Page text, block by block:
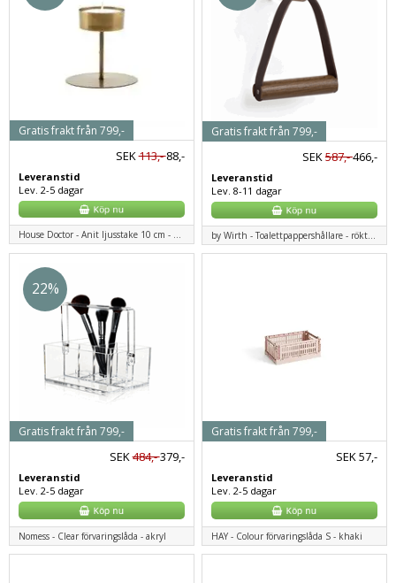
SEK113,-88,-
Leveranstid
Lev. 2-5 dagar
Gratis frakt från 799,-
House Doctor - Anit ljusstake 10 cm - antik mässing
SEK587,-466,-
Leveranstid
Lev. 8-11 dagar
Gratis frakt från 799,-
by Wirth - Toalettpappershållare - rökt ek
22%
SEK484,-379,-
Leveranstid
Lev. 2-5 dagar
Gratis frakt från 799,-
Nomess - Clear förvaringslåda - akryl
SEK57,-
Leveranstid
Lev. 2-5 dagar
Gratis frakt från 799,-
HAY - Colour förvaringslåda S - khaki